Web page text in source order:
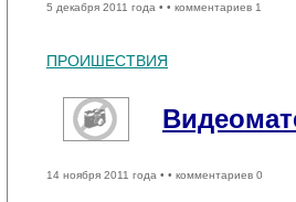
5 декабря 2011 года • • комментариев 1
ПРОИШЕСТВИЯ
14 ноября 2011 года • • комментариев 0